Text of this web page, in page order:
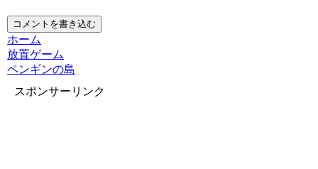
コメントを書き込む
ホーム
放置ゲーム
ペンギンの島
スポンサーリンク